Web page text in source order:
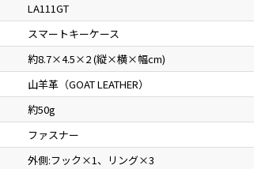
LA111GT
スマートキーケース
約8.7×4.5×2 (縦×横×幅cm)
山羊革（GOAT LEATHER）
約50g
ファスナー
外側:フック×1、リング×3